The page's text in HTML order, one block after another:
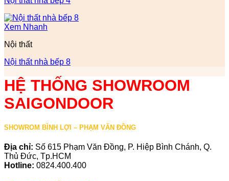
Xem Nhanh
Nội thất
Nội thất nhà bếp 8
HỆ THỐNG SHOWROOM
SAIGONDOOR
SHOWROM BÌNH LỢI – PHẠM VĂN ĐỒNG
Địa chỉ: Số 615 Phạm Văn Đồng, P. Hiệp Bình Chánh, Q.
Thủ Đức, Tp.HCM
Hotline: 0824.400.400